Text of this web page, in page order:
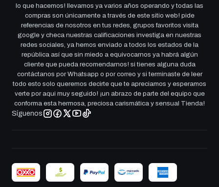
lo que hacemos! llevamos ya varios años operando y todas las
compras son únicamente a través de este sitio web! pide
referencias de nosotros en tus redes, grupos favoritos visita
google y checa nuestras calificaciones investiga en nuestras
redes sociales, ya hemos enviado a todos los estados de la
república así que sin miedo a equivocarnos ya habrá algún
cliente que pueda recomendarnos! si tienes alguna duda
contáctanos por Whatsapp o por correo y si terminaste de leer
todo esto solo queremos decirte que te apreciamos y esperamos
verte por aqui muy seguido! ¡un abrazo de parte del equipo que
conforma esta hermosa, preciosa carismática y sensual Tienda!
Síguenos